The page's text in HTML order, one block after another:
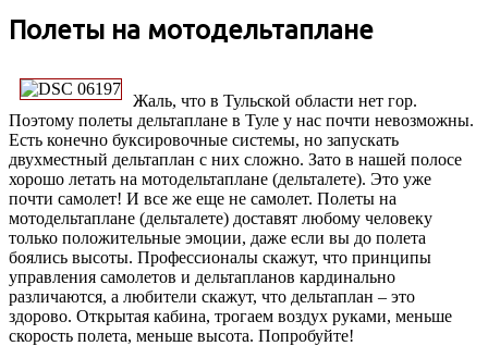
Полеты на мотодельтаплане
Жаль, что в Тульской области нет гор.
Поэтому полеты дельтаплане в Туле у нас почти невозможны.
Есть конечно буксировочные системы, но запускать
двухместный дельтаплан с них сложно. Зато в нашей полосе
хорошо летать на мотодельтаплане (дельталете). Это уже
почти самолет! И все же еще не самолет. Полеты на
мотодельтаплане (дельталете) доставят любому человеку
только положительные эмоции, даже если вы до полета
боялись высоты. Профессионалы скажут, что принципы
управления самолетов и дельтапланов кардинально
различаются, а любители скажут, что дельтаплан – это
здорово. Открытая кабина, трогаем воздух руками, меньше
скорость полета, меньше высота. Попробуйте!